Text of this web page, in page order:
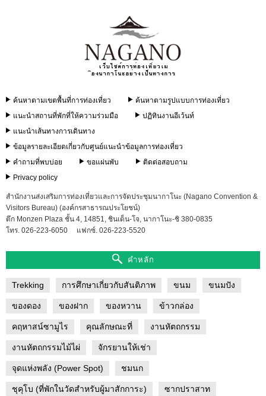
ศูนย์
แนะนำ
การ
ท่อง
เที่ยว
คำถาม
ที่
พบ
บ่อย
แผ่น
ติดต่อ
ค้นหาตามเขตพื้นที่การท่องเที่ยว
ค้นหาตามรูปแบบการท่องเที่ยว
แนะนำสถานที่พักที่ให้ความร่วมมือ
ปฏิทินงานอีเว้นท์
แนะนำเส้นทางการเดินทาง
ข้อมูลรายละเอียดเกี่ยวกับศูนย์แนะนำข้อมูลการท่องเที่ยว
คำถามที่พบบ่อย
ขอแผ่นพับ
ติดต่อสอบถาม
Privacy policy
สำนักงานส่งเสริมการท่องเที่ยวและการจัดประชุมนากาโนะ (Nagano Convention &
Visitors Bureau) (องค์กรสาธารณประโยชน์)
ตึก Monzen Plaza ชั้น 4, 14851, ชินเด็น-โจ, นากาโนะ-ชิ 380-0835
โทร. 026-223-6050
แฟกซ์. 026-223-5520
คำหลัก
Trekking การศึกษาเกี่ยวกับสันติภาพ ขนม ขนมปัง
ของดอง ของฝาก ของหวาน ข้าวกล่อง
คฤหาสน์ซามูไร คุณลักษณะที่ งานหัตถกรรม
งานหัตถกรรมไม้ไผ่ จักรยานให้เช่า
จุดแห่งพลัง (Power Spot) ชมนก
ชุคุโบ (ที่พักในวัดสำหรับผู้มาสักการะ) ซากปราสาท